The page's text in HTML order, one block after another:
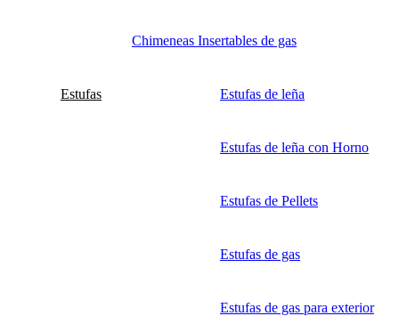
Chimeneas Insertables de gas
Estufas Estufas de leña
Estufas de leña con Horno
Estufas de Pellets
Estufas de gas
Estufas de gas para exterior